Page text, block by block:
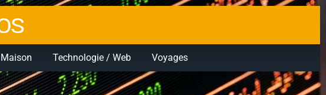
Maison Technologie / Web Voyages